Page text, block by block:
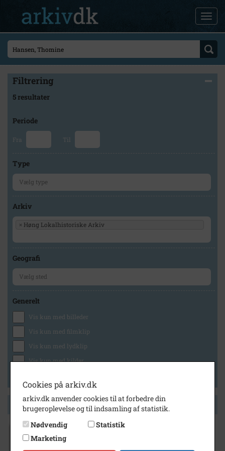
Filtrering
5 resultater
Periode
Fra Til
Type
Arkiv
× Høng Lokalhistoriske Arkiv
Geografi
Generelt
Vis kun med billeder
Vis kun med filmklip
Vis kun med lydklip
Vis kun med kilder
Side 1 af 1
Cookies på arkiv.dk
arkiv.dk anvender cookies til at forbedre din
brugeroplevelse og til indsamling af statistik.
Nødvendig
Statistik
Marketing